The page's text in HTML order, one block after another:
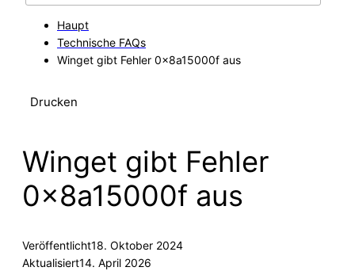
Haupt
Technische FAQs
Winget gibt Fehler 0x8a15000f aus
Drucken
Winget gibt Fehler
0x8a15000f aus
Veröffentlicht18. Oktober 2024
Aktualisiert14. April 2026